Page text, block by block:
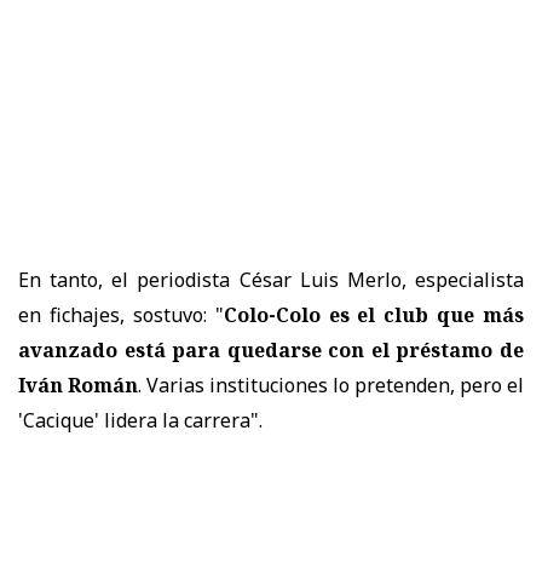
En tanto, el periodista César Luis Merlo, especialista
en fichajes, sostuvo: "Colo-Colo es el club que más
avanzado está para quedarse con el préstamo de
Iván Román. Varias instituciones lo pretenden, pero el
'Cacique' lidera la carrera".